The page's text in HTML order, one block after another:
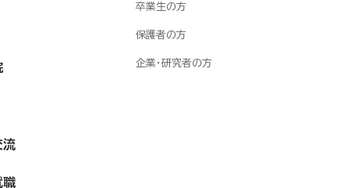
流
職
卒業生の方
保護者の方
企業・研究者の方